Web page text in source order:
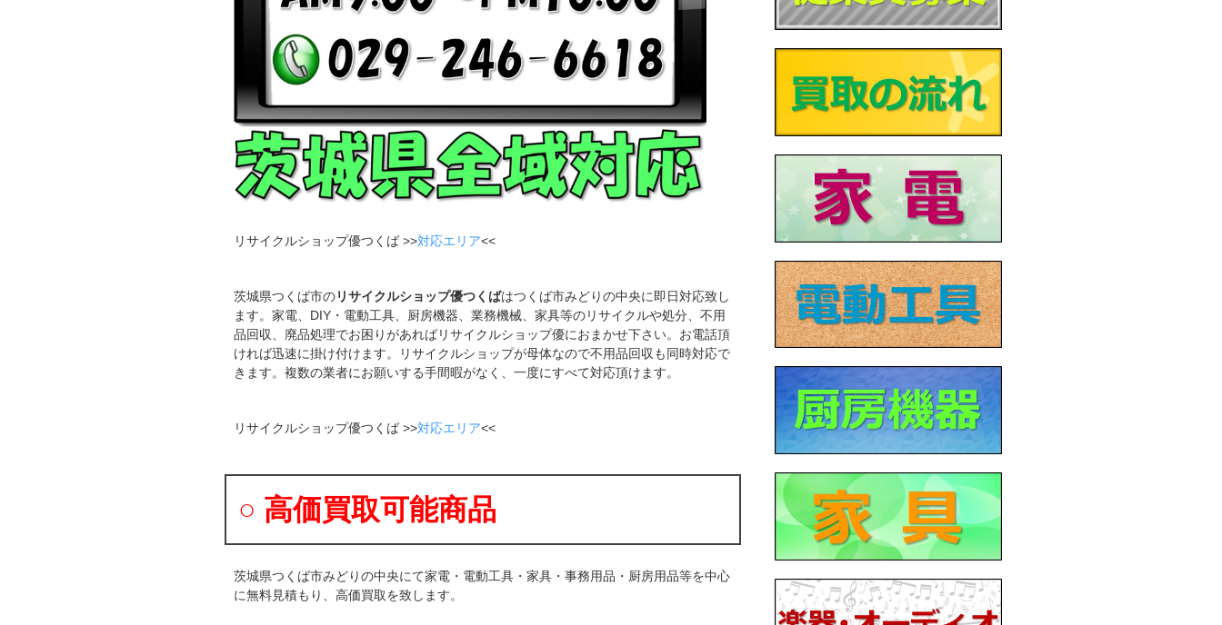
リサイクルショップ優つくば >>対応エリア<<
茨城県つくば市のリサイクルショップ優つくばはつくば市みどりの中央に即日対応致し
ます。家電、DIY・電動工具、厨房機器、業務機械、家具等のリサイクルや処分、不用
品回収、廃品処理でお困りがあればリサイクルショップ優におまかせ下さい。お電話頂
ければ迅速に掛け付けます。リサイクルショップが母体なので不用品回収も同時対応で
きます。複数の業者にお願いする手間暇がなく、一度にすべて対応頂けます。
リサイクルショップ優つくば >>対応エリア<<
○ 高価買取可能商品
茨城県つくば市みどりの中央にて家電・電動工具・家具・事務用品・厨房用品等を中心
に無料見積もり、高価買取を致します。